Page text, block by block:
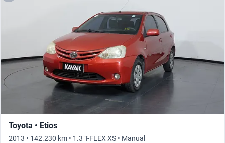
Toyota • Etios
2013 • 142.230 km • 1.3 T-FLEX XS • Manual